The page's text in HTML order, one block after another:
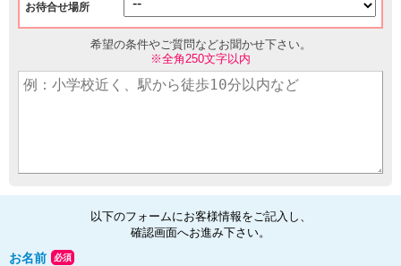
お待合せ場所
希望の条件やご質問などお聞かせ下さい。
※全角250文字以内
以下のフォームにお客様情報をご記入し、
確認画面へお進み下さい。
お名前 必須